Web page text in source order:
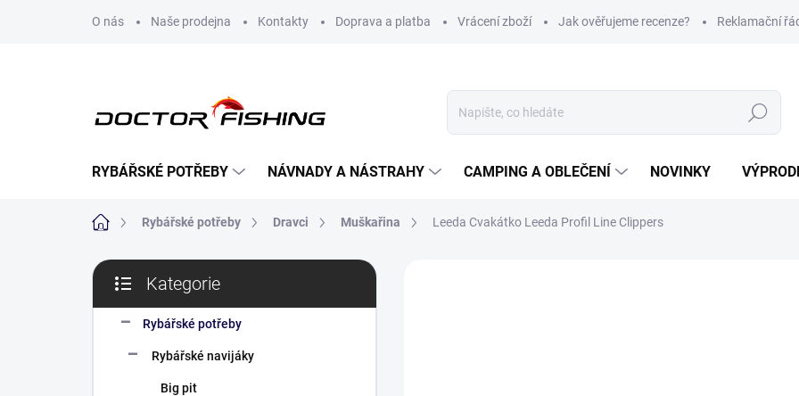
O nás Naše prodejna Kontakty Doprava a platba Vrácení zboží Jak ověřujeme recenze? Reklamační
Hledat
RYBÁŘSKÉ POTŘEBY NÁVNADY A NÁSTRAHY CAMPING A OBLEČENÍ NOVINKY
Domů Rybářské potřeby Dravci Muškařina Leeda Cvakátko Leeda Profil Line Clippers
P
s
kategorie
Kategorie
Rybářské potřeby
Rybářské navijáky
Big pit